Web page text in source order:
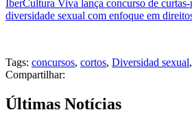
IberCultura Viva lança concurso de curtas-
diversidade sexual com enfoque em
Tags: concursos, cortos, Diversidad sexual,
Compartilhar:
Últimas Notícias